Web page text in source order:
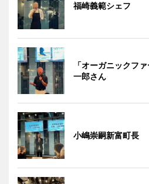
福崎義範シェフ
「オーガニックフ
一郎さん
小嶋崇嗣新富町長